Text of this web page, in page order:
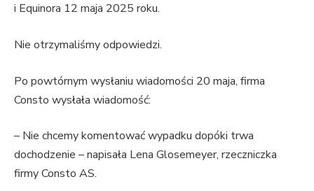
i Equinora 12 maja 2025 roku.
Nie otrzymaliśmy odpowiedzi.
Po powtórnym wysłaniu wiadomości 20 maja, firma
Consto wysłała wiadomość:
– Nie chcemy komentować wypadku dopóki trwa
dochodzenie – napisała Lena Glosemeyer, rzeczniczka
firmy Consto AS.